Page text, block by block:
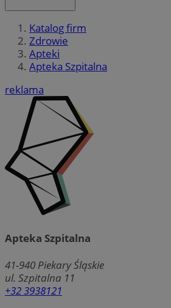
Katalog firm
Zdrowie
Apteki
Apteka Szpitalna
reklama
Apteka Szpitalna
41-940 Piekary Śląskie
ul. Szpitalna 11
+32 3938121